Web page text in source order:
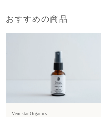
おすすめの商品
Venustar Organics